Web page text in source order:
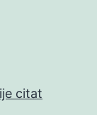
citat